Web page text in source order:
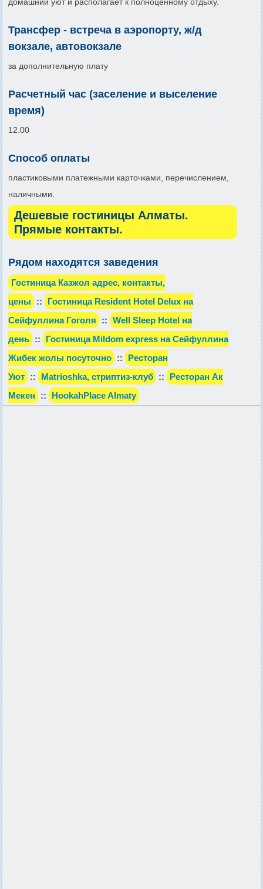
Трансфер - встреча в аэропорту, ж/д
вокзале, автовокзале
за дополнительную плату
Расчетный час (заселение и выселение
время)
12.00
Способ оплаты
пластиковыми платежными карточками, перечислением,
наличными.
Дешевые гостиницы Алматы.
Прямые контакты.
Рядом находятся заведения
Гостиница Казжол адрес, контакты,
цены
::
Гостиница Resident Hotel Delux на
Сейфуллина Гоголя
:: Well Sleep Hotel на
день ::
Гостиница Mildom express на Сейфуллина
Жибек жолы посуточно ::
Ресторан
Уют :: Matrioshka, стриптиз-клуб ::
Ресторан Ак
Мекен
:: HookahPlace Almaty